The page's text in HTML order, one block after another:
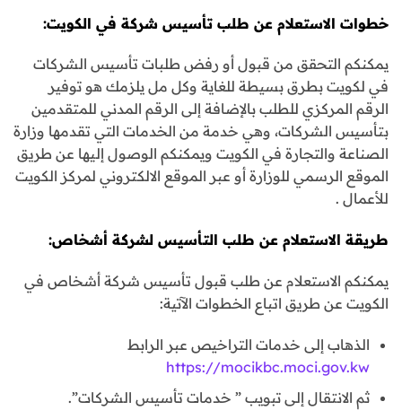
خطوات الاستعلام عن طلب تأسيس شركة في الكويت:
يمكنكم التحقق من قبول أو رفض طلبات تأسيس الشركات
في لكويت بطرق بسيطة للغاية وكل مل يلزمك هو توفير
الرقم المركزي للطلب بالإضافة إلى الرقم المدني للمتقدمين
بتأسيس الشركات، وهي خدمة من الخدمات التي تقدمها وزارة
الصناعة والتجارة في الكويت ويمكنكم الوصول إليها عن طريق
الموقع الرسمي للوزارة أو عبر الموقع الالكتروني لمركز الكويت
للأعمال .
طريقة الاستعلام عن طلب التأسيس لشركة أشخاص:
يمكنكم الاستعلام عن طلب قبول تأسيس شركة أشخاص في
الكويت عن طريق اتباع الخطوات الآتية:
الذهاب إلى خدمات التراخيص عبر الرابط
https://mocikbc.moci.gov.kw
ثم الانتقال إلى تبويب ” خدمات تأسيس الشركات”.